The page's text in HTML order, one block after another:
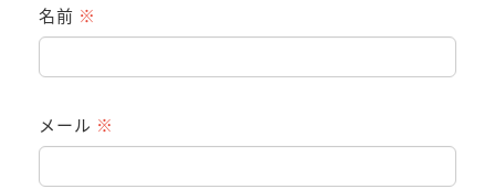
名前 ※
メール ※